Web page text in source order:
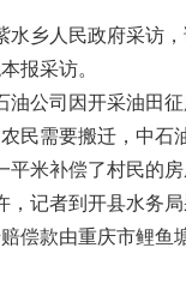
水乡人民政府采访
报采访。
油公司因开采油田
民需要搬迁，中石
平米补偿了村民的房
，记者到开县水务
偿款由重庆市鲤鱼